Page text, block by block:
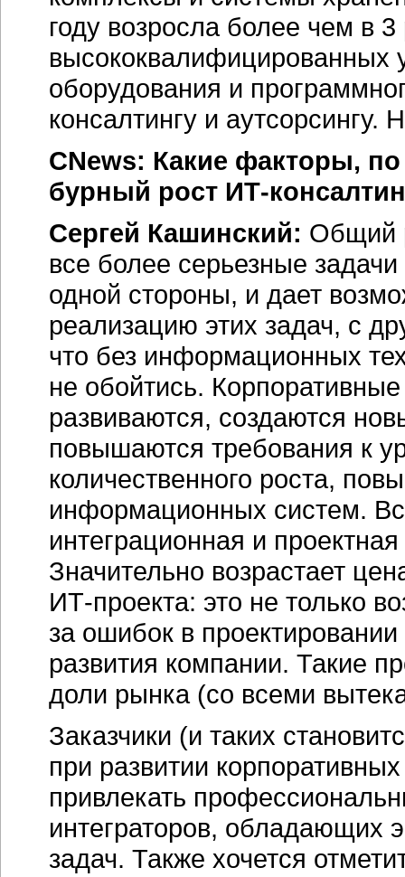
году возросла более чем в
высококвалифицированных
оборудования и
консалтингу и аутсорсингу.
CNews: Какие факторы,
бурный рост ИТ-
Сергей Кашинский: Общий
все более серьезные
одной стороны, и дает
реализацию этих задач, с
что без информационных
не обойтись.
развиваются, создаются
повышаются требования к
количественного роста,
информационных систем.
интеграционная и
Значительно возрастает
ИТ-проекта: это не только
за ошибок в
развития компании. Такие
доли рынка (со всеми
Заказчики (и таких
при развитии
привлекать
интеграторов, обладающих
задач. Также хочется